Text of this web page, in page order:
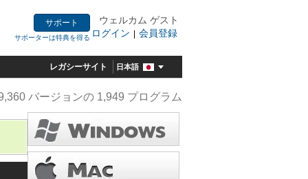
サポート
サポーターは特典を得る
ウェルカム ゲスト
ログイン | 会員登録
レガシーサイト 日本語
バージョンの 1,949 プログラム